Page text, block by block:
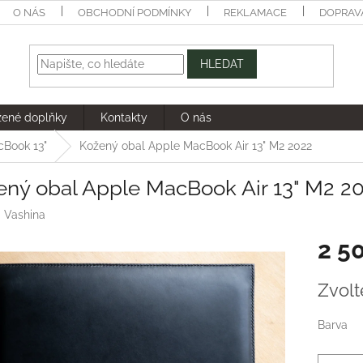
O NÁS OBCHODNÍ PODMÍNKY REKLAMACE
HLEDAT
doplňky Kontakty O nás
13" Kožený obal Apple MacBook Air 13" M2 2022
obal Apple MacBook Air 13" M2
Vashina
2
cena:
Barva